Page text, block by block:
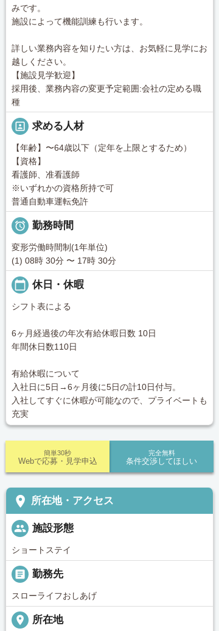
みです。
施設によって機能訓練も行います。
詳しい業務内容を知りたい方は、お気軽に見学にお
越しください。
【施設見学歓迎】
採用後、業務内容の変更予定範囲:会社の定める職
種
portrait 求める人材
【年齢】〜64歳以下（定年を上限とするため）
【資格】
看護師、准看護師
※いずれかの資格所持で可
普通自動車運転免許
 勤務時間
変形労働時間制(1年単位)
(1) 08時 30分 〜 17時 30分
calendar_today 休日・休暇
シフト表による
6ヶ月経過後の年次有給休暇日数 10日
年間休日数110日
有給休暇について
入社日に5日→6ヶ月後に5日の計10日付与。
入社してすぐに休暇が可能なので、プライベートも
充実
完全無料
条件交渉してほしい
簡単30秒
Webで応募・見学申込
place 所在地・アクセス
people 施設形態
ショートステイ
_pin
勤務先
スローライフおしあげ
place 所在地